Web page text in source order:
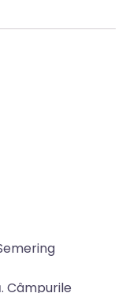
Câmpurile